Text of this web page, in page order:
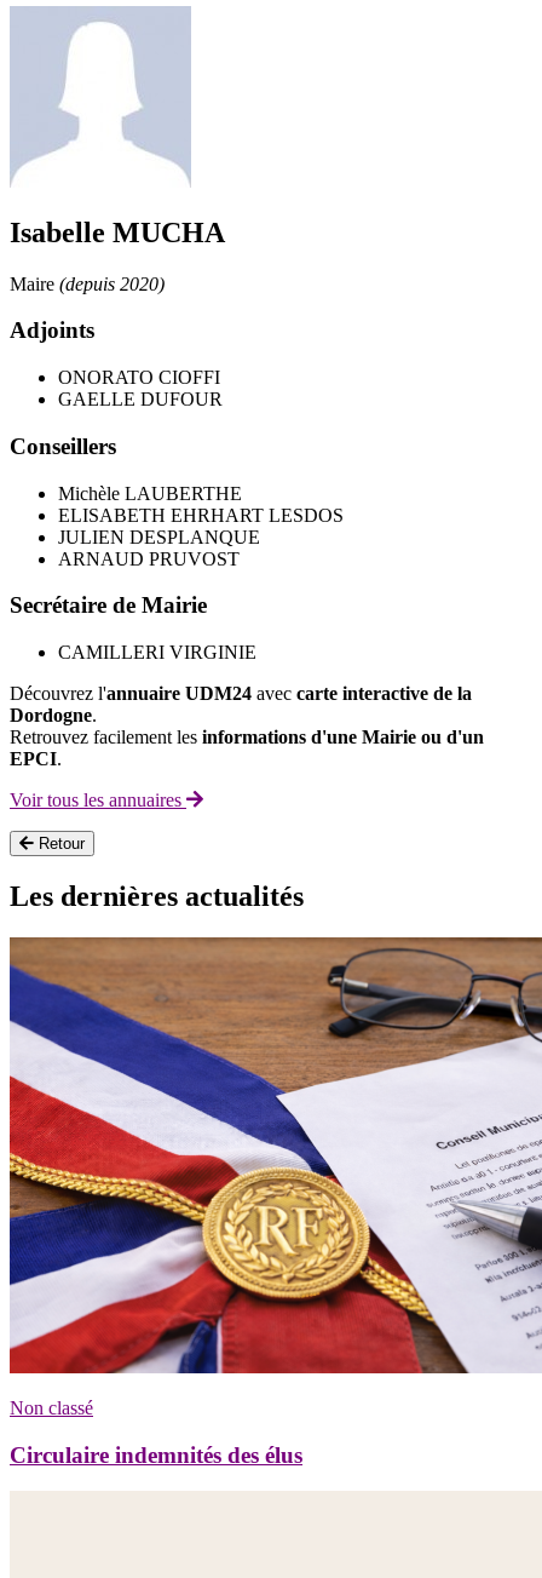
Isabelle MUCHA
Maire (depuis 2020)
Adjoints
ONORATO CIOFFI
GAELLE DUFOUR
Conseillers
Michèle LAUBERTHE
ELISABETH EHRHART LESDOS
JULIEN DESPLANQUE
ARNAUD PRUVOST
Secrétaire de Mairie
CAMILLERI VIRGINIE
Découvrez l'annuaire UDM24 avec carte interactive de la
Dordogne.
Retrouvez facilement les informations d'une Mairie ou d'un
EPCI.
Voir tous les annuaires
Retour
Les dernières actualités
Non classé
Circulaire indemnités des élus